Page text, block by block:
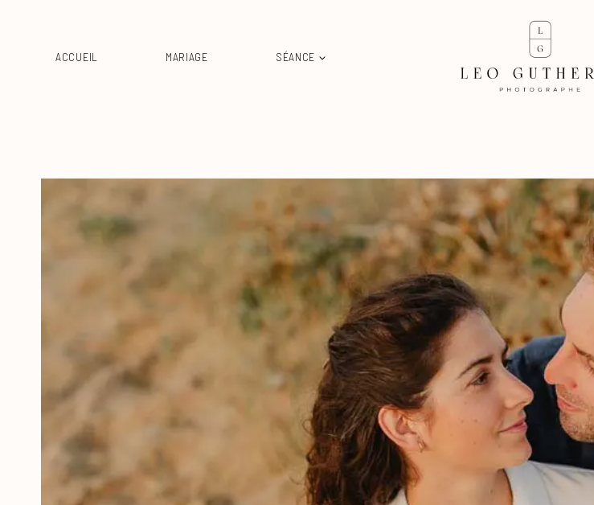
ACCUEIL MARIAGE SÉANCE